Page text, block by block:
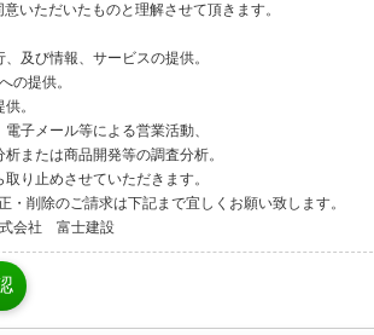
いただいたものと理解させて頂きます。
及び情報、サービスの提供。
の提供。
。
子メール等による営業活動、
または商品開発等の調査分析。
り止めさせていただきます。
削除のご請求は下記まで宜しくお願い致します。
会社 富士建設